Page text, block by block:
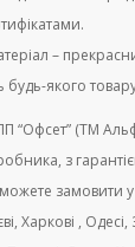
–
будь-якого
“Офсет” (ТМ
з
замовити у
Харкові , Одесі,